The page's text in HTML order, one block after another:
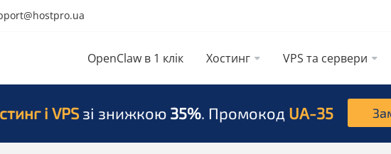
OpenClaw в 1 клік Хостинг VPS та сервери
і VPS зі знижкою 35%. Промокод UA-35